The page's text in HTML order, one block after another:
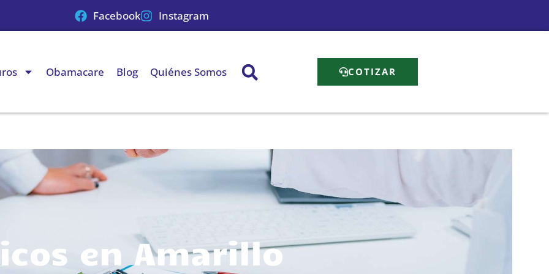
Facebook Instagram
Obamacare Blog Quiénes Somos COTIZAR
en Amarillo